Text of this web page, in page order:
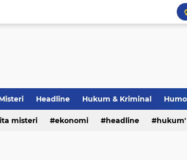
Headline Hukum & Kriminal
Daerah TNI & POLRI UU Pers
misteri ekonomi headline